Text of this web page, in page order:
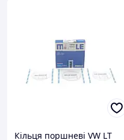
Кільця поршневі VW LT